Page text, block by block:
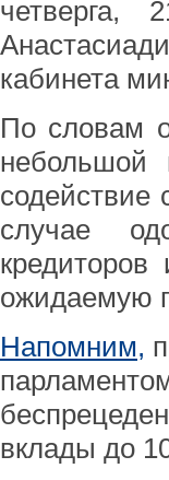
четверга,
кабинета
По словам
небольшой
содействие
случае
ожидаемую
Напомним,
вклады до